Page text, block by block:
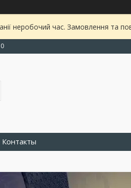
неробочий час. Замовлення та
Контакты